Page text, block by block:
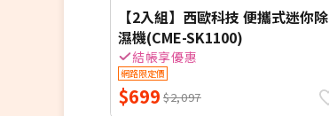
【2入組】西歐科技 便攜式迷你除
濕機(CME-SK1100)
結帳享優惠
網路限定價
$699 $2,097